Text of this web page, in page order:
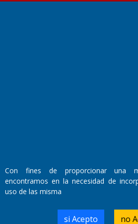
Santa Rosa, La Pampa.
Número de Registro DNDA:
Con fines de proporcionar una
encontramos en la necesidad de
uso de las misma
si Acepto no